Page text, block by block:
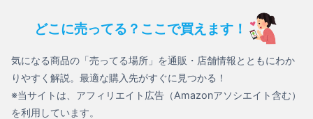
どこに売ってる？ここで買えます！
気になる商品の「売ってる場所」を通販・店舗情報とともにわか
りやすく解説。最適な購入先がすぐに見つかる！
※当サイトは、アフィリエイト広告（Amazonアソシエイト含む）
を利用しています。